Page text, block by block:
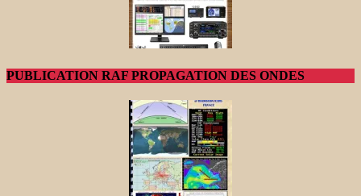
PUBLICATION RAF PROPAGATION DES ONDES